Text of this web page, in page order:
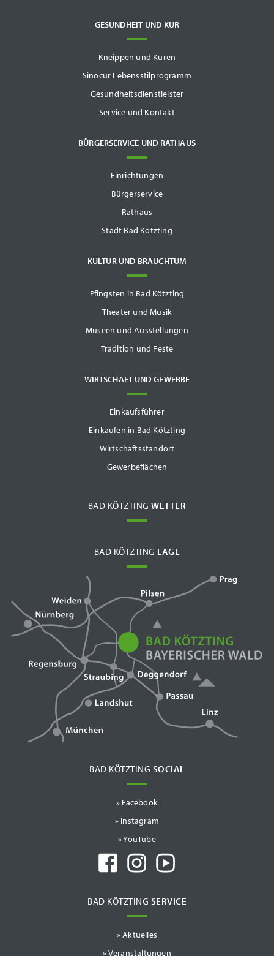
GESUNDHEIT UND KUR
Kneippen und Kuren
Sinocur Lebensstilprogramm
Gesundheitsdienstleister
Service und Kontakt
BÜRGERSERVICE UND RATHAUS
Einrichtungen
Bürgerservice
Rathaus
Stadt Bad Kötzting
KULTUR UND BRAUCHTUM
Pfingsten in Bad Kötzting
Theater und Musik
Museen und Ausstellungen
Tradition und Feste
WIRTSCHAFT UND GEWERBE
Einkaufsführer
Einkaufen in Bad Kötzting
Wirtschaftsstandort
Gewerbeflächen
BAD KÖTZTINGWETTER
BAD KÖTZTING LAGE
BAD KÖTZTING SOCIAL
» Facebook
» Instagram
» YouTube
BAD KÖTZTING SERVICE
Aktuelles
Veranstaltungen